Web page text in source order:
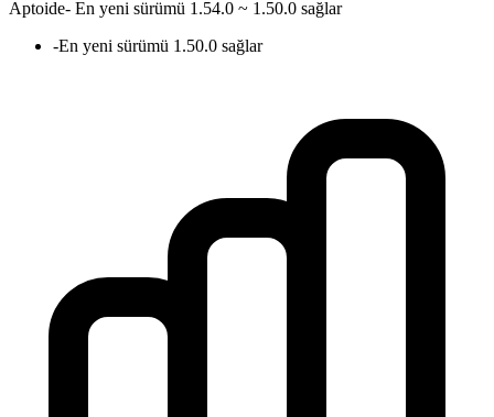
Aptoide- En yeni sürümü 1.54.0 ~ 1.50.0 sağlar
-En yeni sürümü 1.50.0 sağlar